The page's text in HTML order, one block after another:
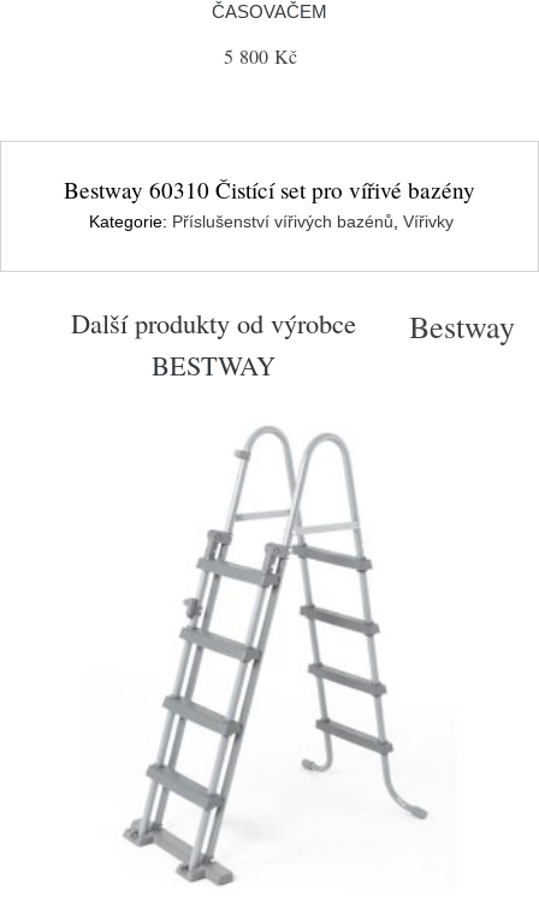
ČASOVAČEM
5 800 Kč
Bestway 60310 Čistící set pro vířivé bazény
Kategorie: Příslušenství vířivých bazénů Vířivky
Další produkty od výrobce
BESTWAY
Bestway